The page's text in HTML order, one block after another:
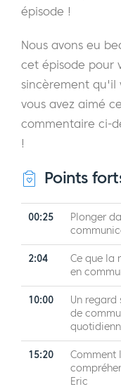
épisode !
Nous avons eu
cet épisode pour
sincèrement qu'il
vous avez aimé
commentaire ci-
!
Points
00:25
Plonger
2:04
Ce que la
en
10:00
Un
de
15:20
Comment
Eric